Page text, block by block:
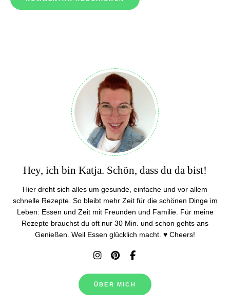
Hey, ich bin Katja. Schön, dass du da bist!
Hier dreht sich alles um gesunde, einfache und vor allem
schnelle Rezepte. So bleibt mehr Zeit für die schönen Dinge im
Leben: Essen und Zeit mit Freunden und Familie. Für meine
Rezepte brauchst du oft nur 30 Min. und schon gehts ans
Genießen. Weil Essen glücklich macht. ♥ Cheers!
ÜBER MICH